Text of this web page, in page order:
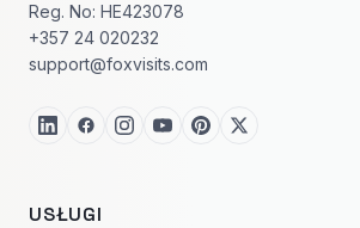
Reg. No: HE423078
+357 24 020232
support@foxvisits.com
USŁUGI